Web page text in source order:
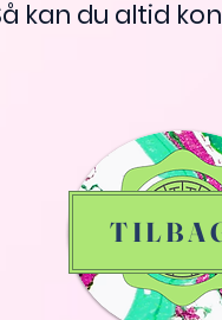
kan du altid